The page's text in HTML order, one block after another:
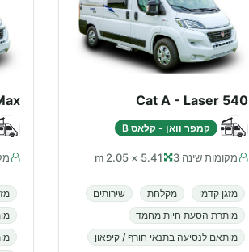
Cat A - Laser 540
קמפר וואן - קלאס B
מקומות שינה 3 5.41 × 2.05 m
מזגן קדמי מקלחת
שירותים
מותרת הסעת חיות מחמד
מותאם לנסיעה בתנאי חורף / קיפאון